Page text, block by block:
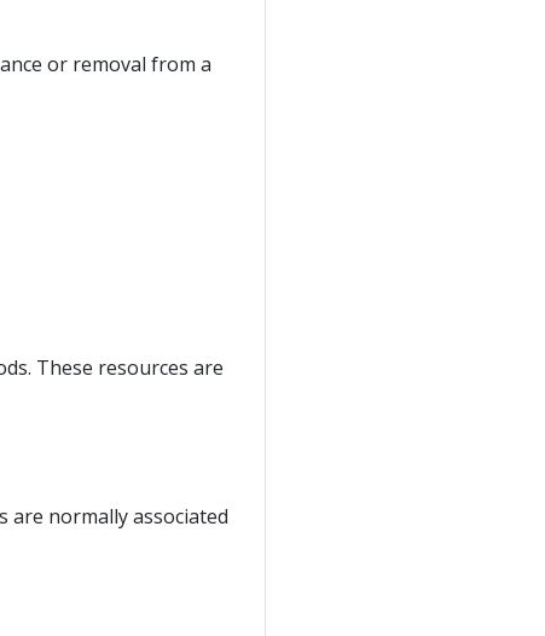
or removal from a
These resources are
are normally associated